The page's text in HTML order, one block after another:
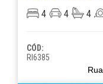
4 4 4
CÓD:
RI6385